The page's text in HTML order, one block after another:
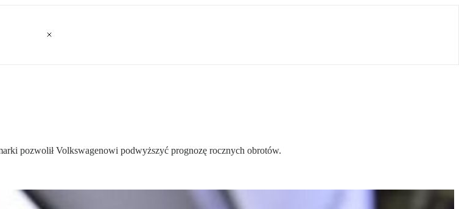
pozwolił Volkswagenowi podwyższyć prognozę rocznych obrotów.